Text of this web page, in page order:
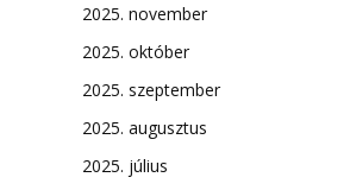
2025. november
2025. október
2025. szeptember
2025. augusztus
2025. július